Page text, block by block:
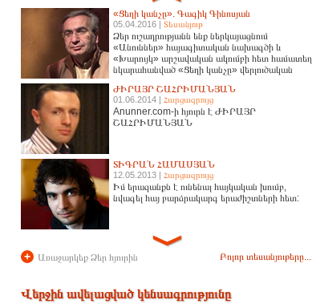
«Ցեղի կանչը». Գագիկ Գինոսյան
05.04.2016 | Տեսանյութ
Ձեր ուշադրությանն ենք ներկայացնում
«Անուններ» հայագիտական նախագծի և
«Խարույկ» արշավական ակումբի հետ համատեղ
նկարահանված «Ցեղի կանչը» վերլուծական
ԺԻՐԱՅՐ ՇԱՀՐԻՄԱՆՅԱՆ
01.06.2014 | Հարցազրույց
Anunner.com-ի հյուրն է ԺԻՐԱՅՐ
ՇԱՀՐԻՄԱՆՅԱՆ
ՏԻԳՐԱՆ ՀԱՄԱՍՅԱՆ
12.05.2013 | Հարցազրույց
Իմ երազանքն է ունենալ հայկական խումբ,
նվագել հայ բարձրակարգ երաժիշտների հետ:
+ Առաջարկեք Ձեր հյուրին Բոլոր տեսանյութերը...
Վերջին ավելացված կենսագրությունը